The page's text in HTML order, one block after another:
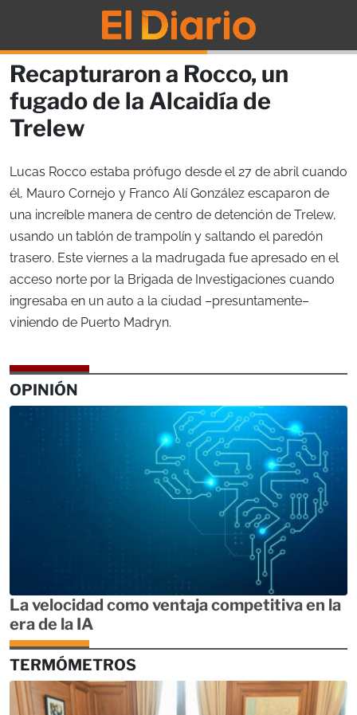
Recapturaron a Rocco, un
fugado de la Alcaidía de
Trelew
Lucas Rocco estaba prófugo desde el 27 de abril cuando
él, Mauro Cornejo y Franco Alí González escaparon de
una increíble manera de centro de detención de Trelew,
usando un tablón de trampolín y saltando el paredón
trasero. Este viernes a la madrugada fue apresado en el
acceso norte por la Brigada de Investigaciones cuando
ingresaba en un auto a la ciudad –presuntamente–
viniendo de Puerto Madryn.
OPINIÓN
La velocidad como ventaja competitiva en la
era de la IA
TERMÓMETROS